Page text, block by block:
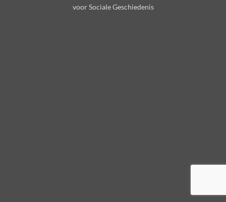
voor Sociale Geschiedenis